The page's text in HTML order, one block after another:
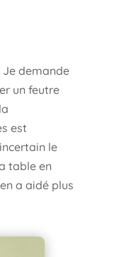
Je demande
un feutre
est
le
table en
a aidé plus